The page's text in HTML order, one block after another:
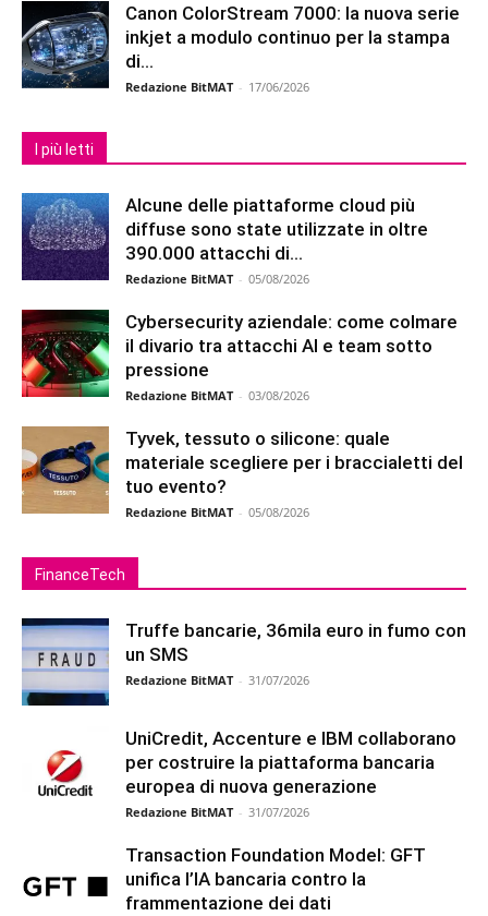
Canon ColorStream 7000: la nuova serie
inkjet a modulo continuo per la stampa
di...
Redazione BitMAT - 17/06/2026
I più letti
Alcune delle piattaforme cloud più
diffuse sono state utilizzate in oltre
390.000 attacchi di...
Redazione BitMAT - 05/08/2026
Cybersecurity aziendale: come colmare
il divario tra attacchi AI e team sotto
pressione
Redazione BitMAT - 03/08/2026
Tyvek, tessuto o silicone: quale
materiale scegliere per i braccialetti del
tuo evento?
Redazione BitMAT - 05/08/2026
FinanceTech
Truffe bancarie, 36mila euro in fumo con
un SMS
Redazione BitMAT - 31/07/2026
UniCredit, Accenture e IBM collaborano
per costruire la piattaforma bancaria
europea di nuova generazione
Redazione BitMAT - 31/07/2026
Transaction Foundation Model: GFT
unifica l’IA bancaria contro la
frammentazione dei dati